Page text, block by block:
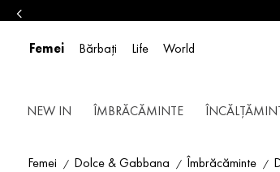
Femei Bărbați Life World
NEW IN ÎMBRĂCĂMINTE
Femei Dolce & Gabbana Îmbrăcăminte